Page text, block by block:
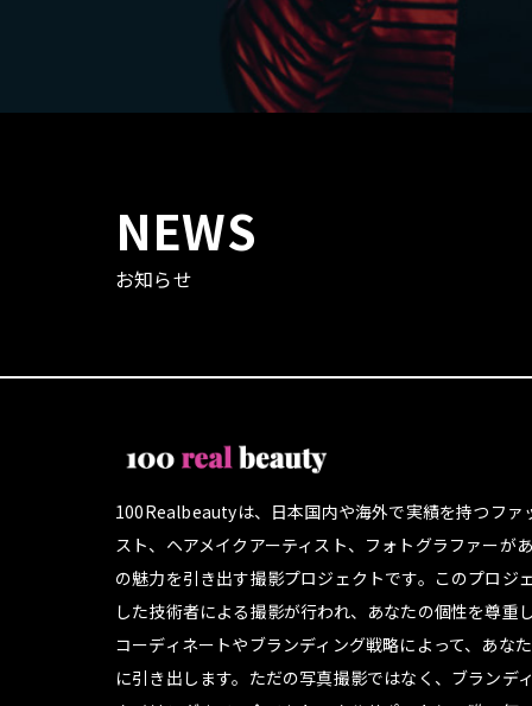
NEWS
お知らせ
100Realbeautyは、日本国内や海外で実績を持つファ
スト、ヘアメイクアーティスト、フォトグラファーが
の魅力を引き出す撮影プロジェクトです。このプロジ
した技術者による撮影が行われ、あなたの個性を尊重
コーディネートやブランディング戦略によって、あな
に引き出します。ただの写真撮影ではなく、ブランデ